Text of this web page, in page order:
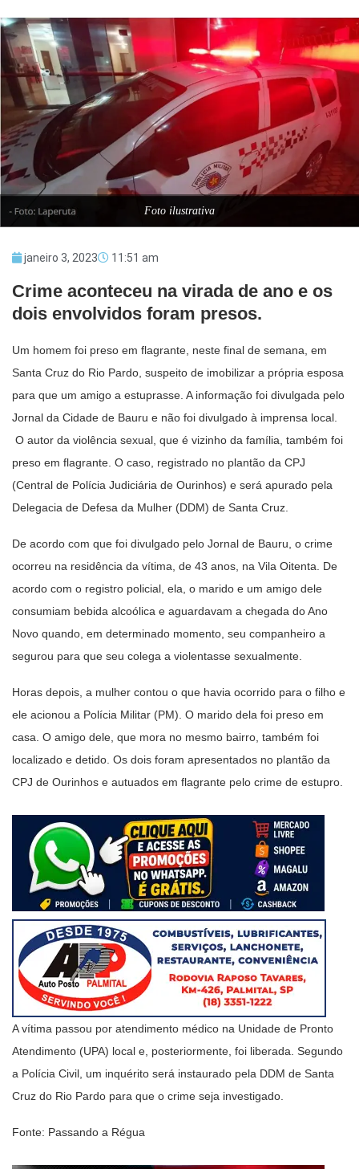
Foto ilustrativa
janeiro 3, 2023 11:51 am
Crime aconteceu na virada de ano e os
dois envolvidos foram presos.
Um homem foi preso em flagrante, neste final de semana, em
Santa Cruz do Rio Pardo, suspeito de imobilizar a própria esposa
para que um amigo a estuprasse. A informação foi divulgada pelo
Jornal da Cidade de Bauru e não foi divulgado à imprensa local.
O autor da violência sexual, que é vizinho da família, também foi
preso em flagrante. O caso, registrado no plantão da CPJ
(Central de Polícia Judiciária de Ourinhos) e será apurado pela
Delegacia de Defesa da Mulher (DDM) de Santa Cruz.
De acordo com que foi divulgado pelo Jornal de Bauru, o crime
ocorreu na residência da vítima, de 43 anos, na Vila Oitenta. De
acordo com o registro policial, ela, o marido e um amigo dele
consumiam bebida alcoólica e aguardavam a chegada do Ano
Novo quando, em determinado momento, seu companheiro a
segurou para que seu colega a violentasse sexualmente.
Horas depois, a mulher contou o que havia ocorrido para o filho e
ele acionou a Polícia Militar (PM). O marido dela foi preso em
casa. O amigo dele, que mora no mesmo bairro, também foi
localizado e detido. Os dois foram apresentados no plantão da
CPJ de Ourinhos e autuados em flagrante pelo crime de estupro.
A vítima passou por atendimento médico na Unidade de Pronto
Atendimento (UPA) local e, posteriormente, foi liberada. Segundo
a Polícia Civil, um inquérito será instaurado pela DDM de Santa
Cruz do Rio Pardo para que o crime seja investigado.
Fonte: Passando a Régua